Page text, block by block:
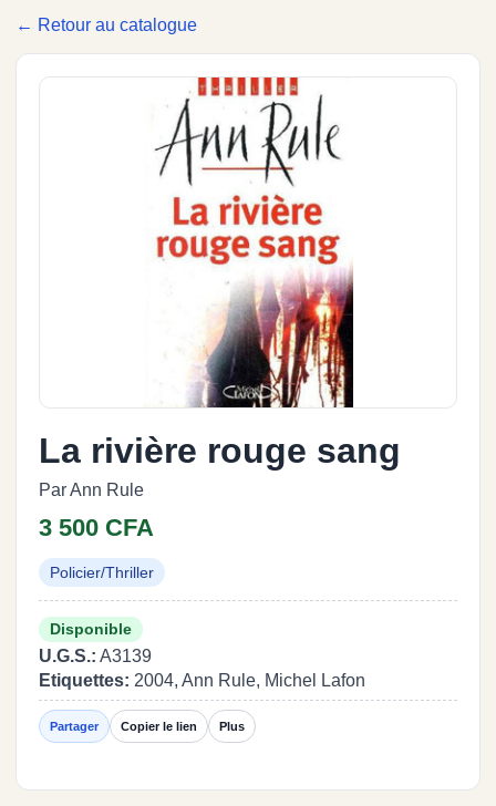
← Retour au catalogue
La rivière rouge sang
Par Ann Rule
3 500 CFA
Policier/Thriller
Disponible
U.G.S.: A3139
Etiquettes: 2004, Ann Rule, Michel Lafon
Partager Copier le lien Plus